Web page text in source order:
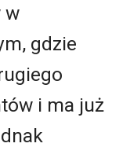
w
gdzie
i ma już